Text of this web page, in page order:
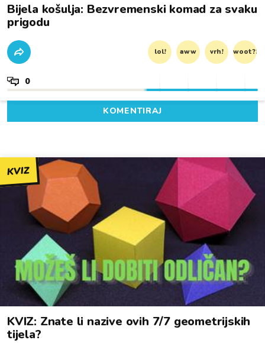
Bijela košulja: Bezvremenski komad za svaku
prigodu
lol! aww vrh! woot?!
0
KOMENTIRAJ
KVIZ
KVIZ: Znate li nazive ovih 7/7 geometrijskih
tijela?